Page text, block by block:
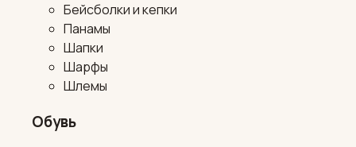
Бейсболки и кепки
Панамы
Шапки
Шарфы
Шлемы
Обувь